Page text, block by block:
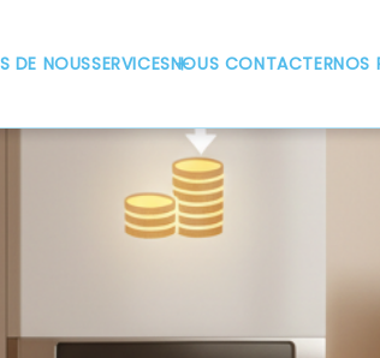
DE NOUSSERVICESNOUS CONTACTERNOS